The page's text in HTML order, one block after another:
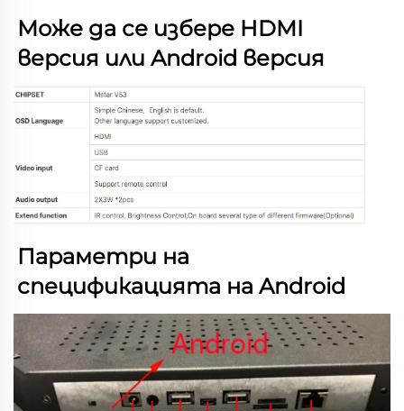
Може да се избере HDMI
версия или Android версия
Параметри на
спецификацията на Android